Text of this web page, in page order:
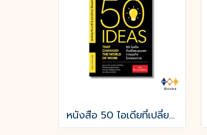
หนังสือ 50 ไอเดียที่เปลี่ยนมุมมองทางธุรกิจไปตลอดกาล